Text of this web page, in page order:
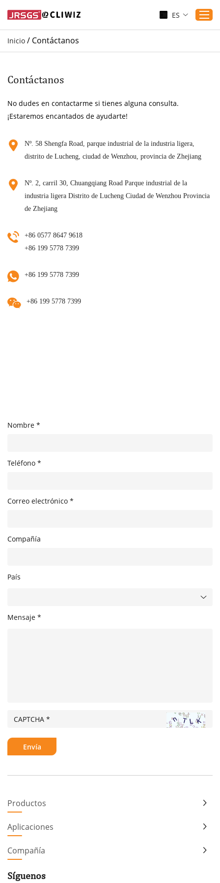
Sustenibilidad
Blogs
Sobre nosotros
ES
Inicio / Contáctanos
Contáctanos
No dudes en contactarme si tienes alguna consulta.
¡Estaremos encantados de ayudarte!
Nº. 58 Shengfa Road, parque industrial de la industria ligera,
distrito de Lucheng, ciudad de Wenzhou, provincia de Zhejiang
Nº. 2, carril 30, Chuangqiang Road Parque industrial de la
industria ligera Distrito de Lucheng Ciudad de Wenzhou Provincia
de Zhejiang
+86 0577 8647 9618
+86 199 5778 7399
+86 199 5778 7399
+86 199 5778 7399
Nombre *
Teléfono *
Correo electrónico *
Compañía
País
Mensaje *
Síguenos
Productos
Aplicaciones
Compañía